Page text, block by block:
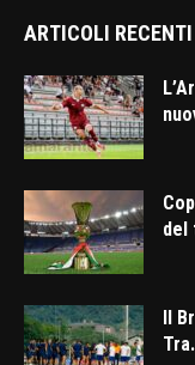
ARTICOLI RECENTI
del
Il